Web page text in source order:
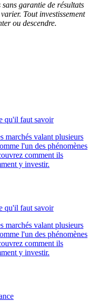
garantie de résultats
Tout investissement
ou descendre.
qu'il faut savoir
marchés valant plusieurs
l'un des phénomènes
comment ils
y investir.
qu'il faut savoir
marchés valant plusieurs
l'un des phénomènes
comment ils
y investir.